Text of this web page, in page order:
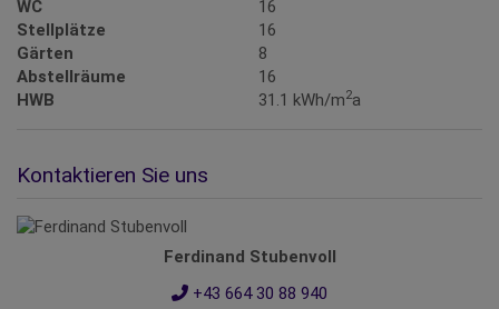
WC
16
Stellplätze
16
Gärten
8
Abstellräume
16
HWB
31.1 kWh/m2a
Kontaktieren Sie uns
Ferdinand Stubenvoll
+43 664 30 88 940